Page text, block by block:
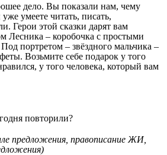
дело. Вы показали нам, чему
умеете читать, писать,
Герои этой сказки дарят вам
Лесника – коробочка с простыми
портретом – звёздного мальчика –
Возьмите себе подарок у того
у того человека, который вам
повторили?
предложения, правописание ЖИ,